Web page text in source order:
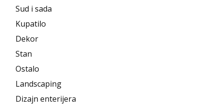
Sud i sada
Kupatilo
Dekor
Stan
Ostalo
Landscaping
Dizajn enterijera